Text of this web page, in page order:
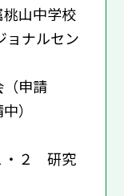
山中学校
ナルセン
申請
）
２ 研究